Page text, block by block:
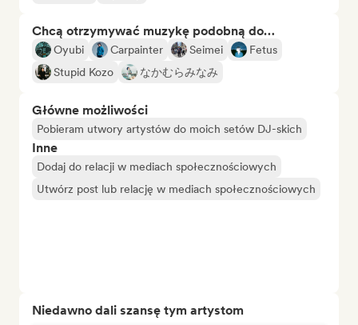
Chcą otrzymywać muzykę podobną do…
Oyubi Carpainter Seimei
Fetus
Stupid Kozo
なかむらみなみ
Główne możliwości
Pobieram utwory artystów do moich setów DJ-skich
Inne
Dodaj do relacji w mediach społecznościowych
Utwórz post lub relację w mediach społecznościowych
Niedawno dali szansę tym artystom